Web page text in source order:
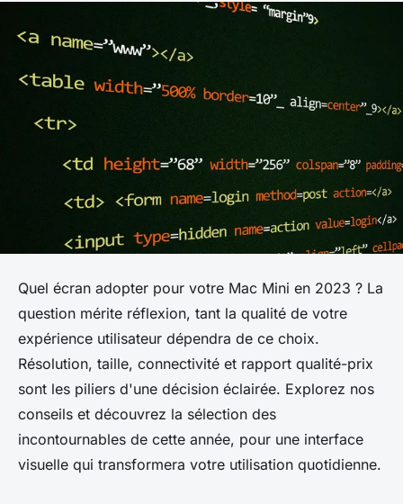
Quel écran adopter pour votre Mac Mini en 2023 ? La
question mérite réflexion, tant la qualité de votre
expérience utilisateur dépendra de ce choix.
Résolution, taille, connectivité et rapport qualité-prix
sont les piliers d'une décision éclairée. Explorez nos
conseils et découvrez la sélection des
incontournables de cette année, pour une interface
visuelle qui transformera votre utilisation quotidienne.